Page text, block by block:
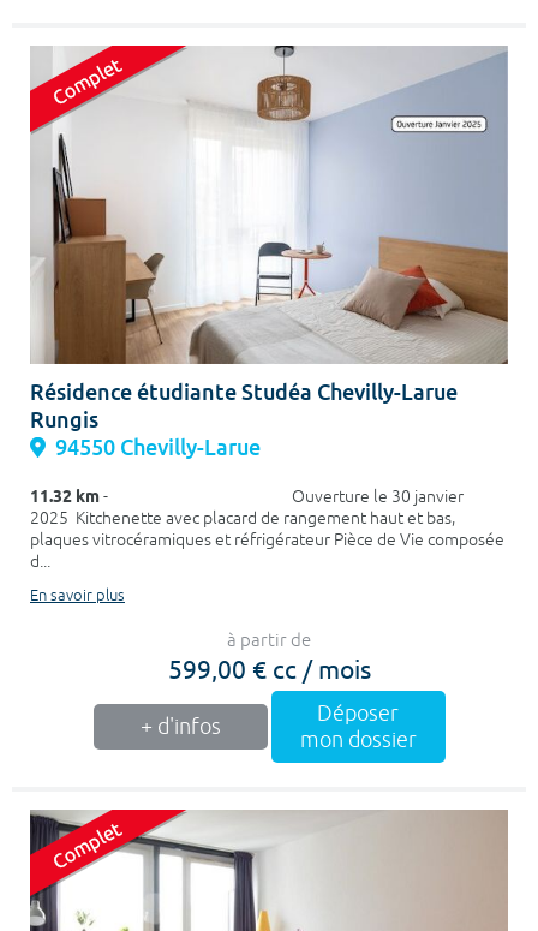
Résidence étudiante Studéa Chevilly-Larue
Rungis
94550 Chevilly-Larue
11.32 km- Ouverture le 30 janvier
2025 Kitchenette avec placard de rangement haut et bas,
plaques vitrocéramiques et réfrigérateur Pièce de Vie composée
d...
En savoir plus
à partir de
599,00 € cc / mois
+ d'infos
Déposer
mon dossier